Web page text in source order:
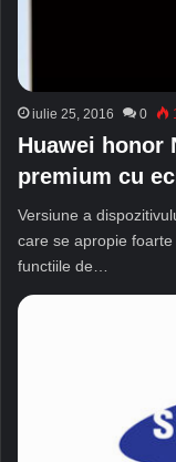
iulie 25, 2016 0
Huawei honor
premium cu
Versiune a
care se apropie
functiile de…